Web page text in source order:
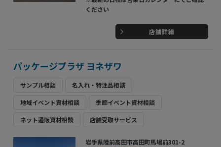
ください
店舗詳細
パッケージプラザ ヨネザワ
サンプル相談 名入れ・特注品相談
地域イベント資材相談 季節イベント資材相談
ネット通販資材相談 店舗受取サービス
岩手県陸前高田市高田町馬場前301-2